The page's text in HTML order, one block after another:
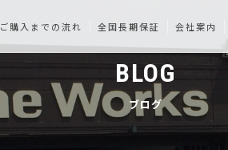
ご購入までの流れ 全国長期保証 会社案内
BLOG
ブログ